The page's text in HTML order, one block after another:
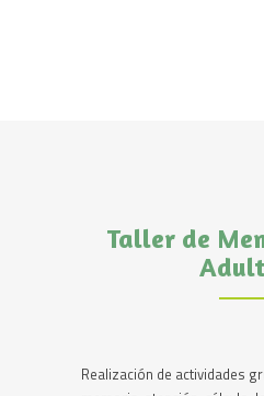
Taller de
Realización de actividades